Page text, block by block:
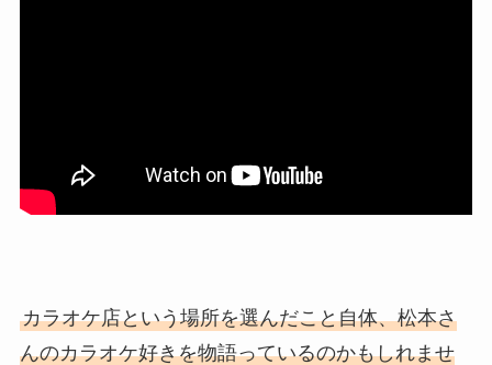
カラオケ店という場所を選んだこと自体、松本さ
んのカラオケ好きを物語っているのかもしれませ